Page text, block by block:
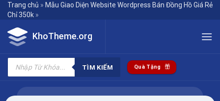
Skip
content
Trang chủ » Mẫu Giao Diện Website Wordpress Bán Đồng Hồ Giá Rẻ
Chỉ 350k »
KhoTheme.org
Tìm
kiếm
phẩm
TÌM KIẾM Quà Tặng